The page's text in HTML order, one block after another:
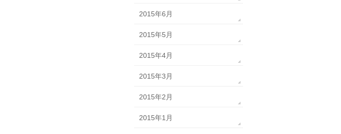
2015年6月
2015年5月
2015年4月
2015年3月
2015年2月
2015年1月